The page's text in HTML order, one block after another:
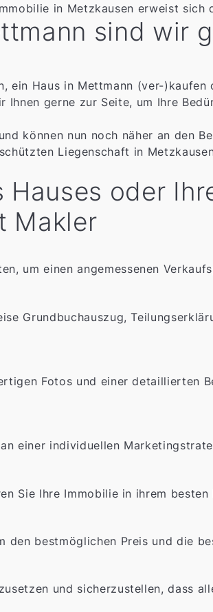
in Metzkausen erweist
sind wir
ein Haus in Mettmann (ver-
gerne zur Seite, um Ihre
können nun noch näher an den
Liegenschaft in
oder
Makler
um einen angemessenen
Grundbuchauszug,
Fotos und einer detaillierten
einer individuellen
Sie Ihre Immobilie in ihrem besten
bestmöglichen Preis und die
und sicherzustellen, dass